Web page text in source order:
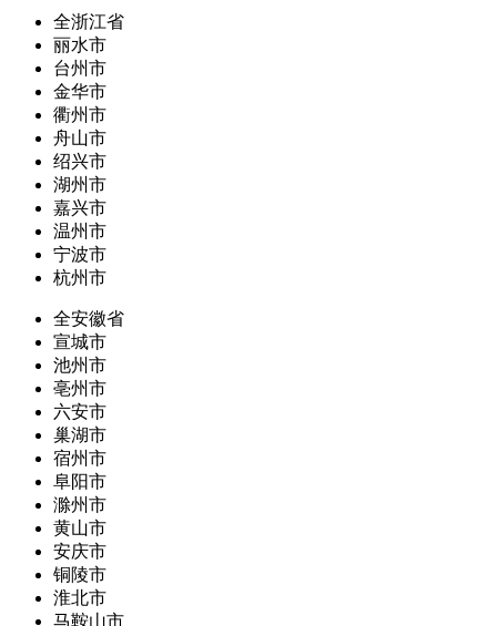
全浙江省
丽水市
台州市
金华市
衢州市
舟山市
绍兴市
湖州市
嘉兴市
温州市
宁波市
杭州市
全安徽省
宣城市
池州市
亳州市
六安市
巢湖市
宿州市
阜阳市
滁州市
黄山市
安庆市
铜陵市
淮北市
马鞍山市